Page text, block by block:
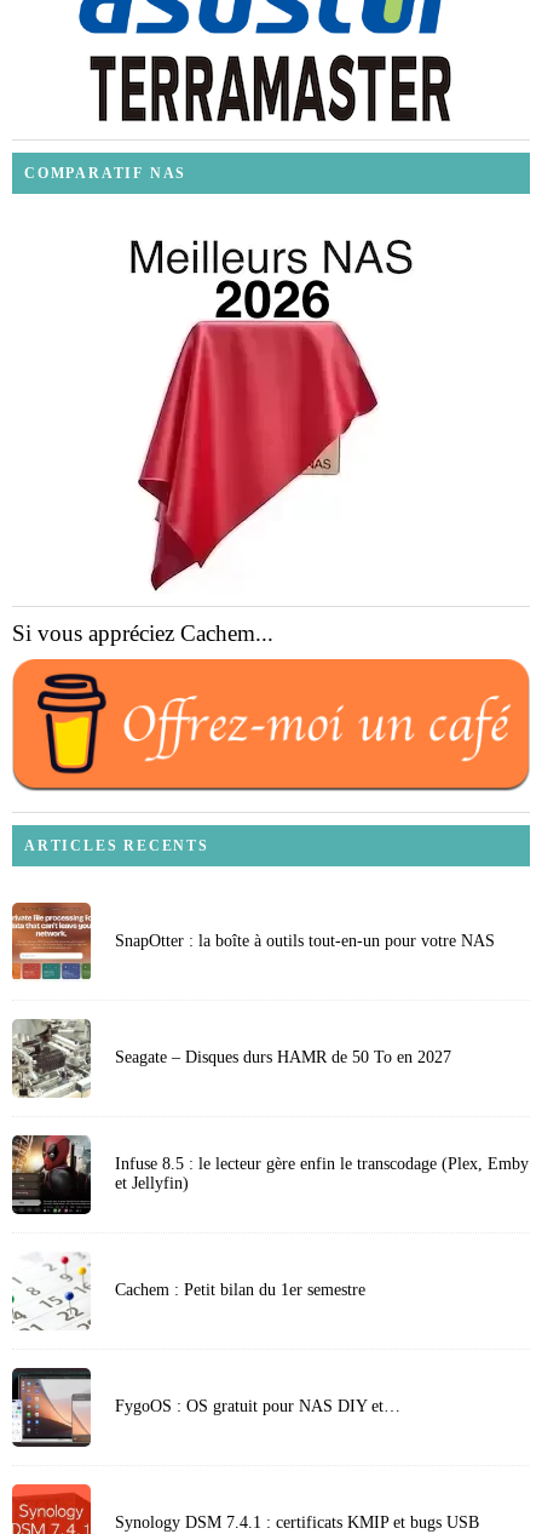
COMPARATIF NAS
Si vous appréciez Cachem...
ARTICLES RECENTS
SnapOtter : la boîte à outils tout-en-un pour votre NAS
Seagate – Disques durs HAMR de 50 To en 2027
Infuse 8.5 : le lecteur gère enfin le transcodage (Plex, Emby
et Jellyfin)
Cachem : Petit bilan du 1er semestre
FygoOS : OS gratuit pour NAS DIY et…
Synology DSM 7.4.1 : certificats KMIP et bugs USB